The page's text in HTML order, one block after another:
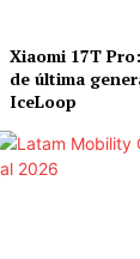
Xiaomi 17T
de última
IceLoop